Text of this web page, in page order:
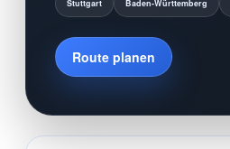
Stuttgart Baden-Württemberg
Route planen